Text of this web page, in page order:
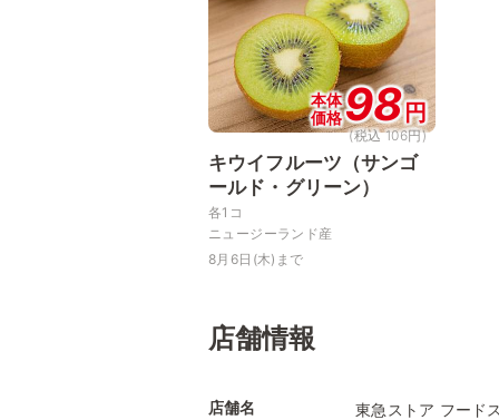
本体
価格98 円
(税込 106円)
キウイフルーツ（サンゴ
ールド・グリーン）
各1コ
ニュージーランド産
8月6日(木)まで
店舗情報
店舗名 東急ストア フード